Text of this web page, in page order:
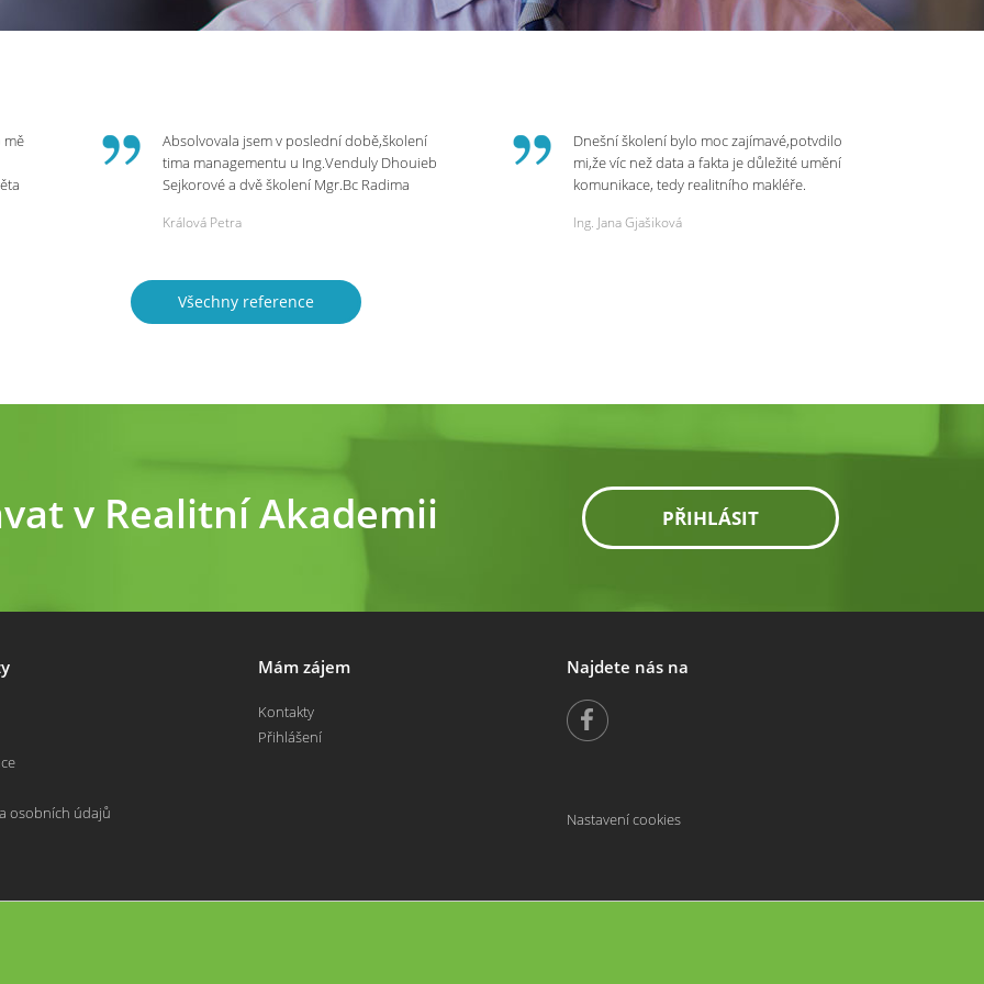
mě
Absolvovala jsem v poslední době,školení
tima managementu u Ing.Venduly Dhouieb
Sejkorové a dvě školení Mgr.Bc Radima
doporučit,neboť mi změnily pohled na
Králová Petra
Dnešní školení bylo moc zajímavé,potvdilo
mi,že víc než data a fakta je důležité umění
komunikace, tedy realitního makléře.
rozhovor či náběr u klienta. Výsledkem je
Ing. Jana Gjašiková
Všechny reference
PŘIHLÁSIT
v Realitní Akademii
osobních údajů
Mám zájem
Kontakty
Přihlášení
Najdete nás na
Nastavení cookies